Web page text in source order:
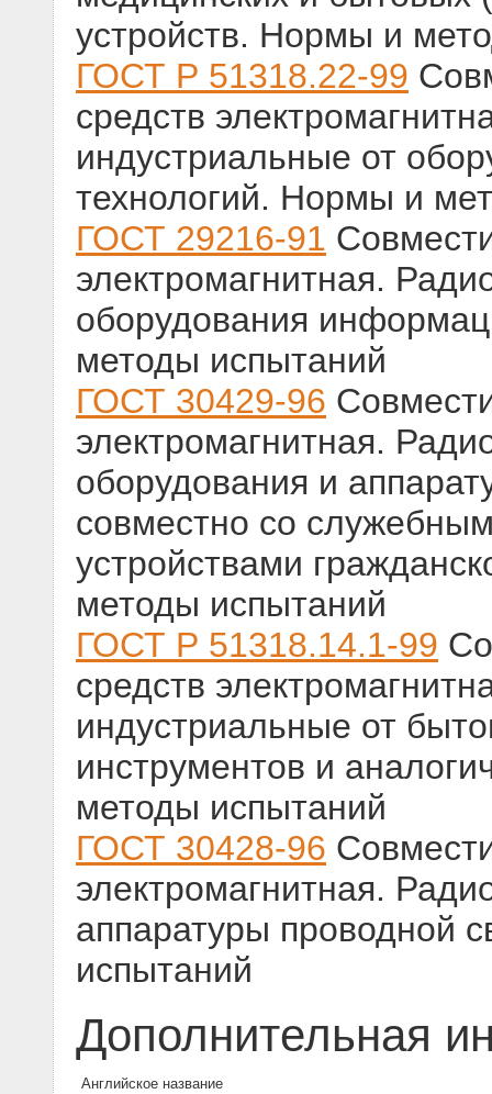
устройств. Нормы и
ГОСТ Р 51318.22-99
средств
индустриальные от
технологий. Нормы и
ГОСТ 29216-91
электромагнитная.
оборудования
методы испытаний
ГОСТ 30429-96
электромагнитная.
оборудования и
совместно со
устройствами
методы испытаний
ГОСТ Р 51318.14.1-99
средств
индустриальные от
инструментов и
методы испытаний
ГОСТ 30428-96
электромагнитная.
аппаратуры проводной
испытаний
Дополнительная
Английское название